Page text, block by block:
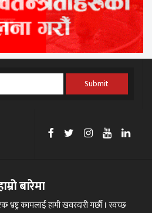
Submit
बारेमा
भ्रष्ट्र कामलाई हामी खवरदारी गर्छौ । स्वच्छ